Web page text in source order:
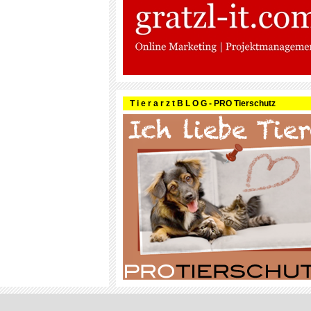
T i e r a r z t B L O G - PRO Tierschutz